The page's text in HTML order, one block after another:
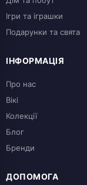
Ігри та іграшки
Подарунки та свята
ІНФОРМАЦІЯ
Про нас
Вікі
Колекції
Блог
Бренди
ДОПОМОГА